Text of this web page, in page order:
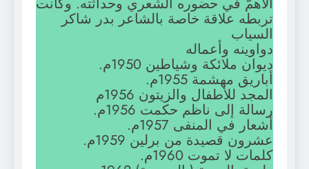
تربطه علاقة خاصة بالشاعر بدر شاكر
السياب
دواوينه وأعماله
ديوان ملائكة وشياطين 1950م.
أباريق مهشمة 1955م.
المجد للأطفال والزيتون 1956م
رسالة إلى ناظم حكمت 1956م.
أشعار في المنفى 1957م.
عشرون قصيدة من برلين 1959م.
كلمات لا تموت 1960م.